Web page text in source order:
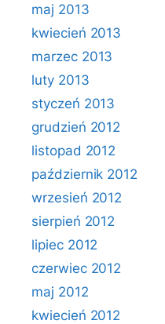
maj 2013
kwiecień 2013
marzec 2013
luty 2013
styczeń 2013
grudzień 2012
listopad 2012
październik 2012
wrzesień 2012
sierpień 2012
lipiec 2012
czerwiec 2012
maj 2012
kwiecień 2012